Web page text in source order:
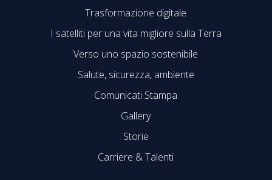
Trasformazione digitale
I satelliti per una vita migliore sulla Terra
Verso uno spazio sostenibile
Salute, sicurezza, ambiente
Comunicati Stampa
Gallery
Storie
Carriere & Talenti